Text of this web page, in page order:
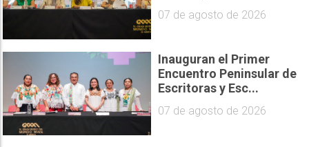
07 de agosto de 2026
Inauguran el Primer
Encuentro Peninsular de
Escritoras y Esc...
07 de agosto de 2026